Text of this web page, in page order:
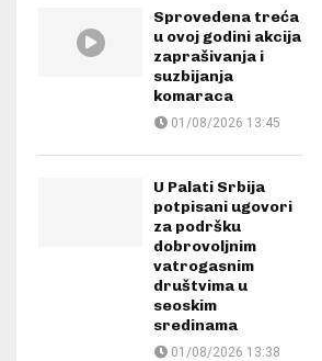
Sprovedena treća
u ovoj godini akcija
zaprašivanja i
suzbijanja
komaraca
01/08/2026 13:45
U Palati Srbija
potpisani ugovori
za podršku
dobrovoljnim
vatrogasnim
društvima u
seoskim
sredinama
01/08/2026 13:38